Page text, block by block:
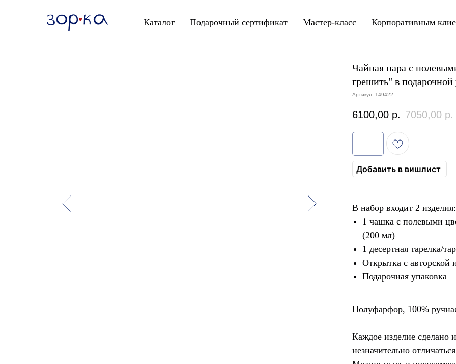
Каталог Подарочный сертификат Мастер-класс Корпоративным
Чайная пара с
грешить" в подарочной
Артикул: 149422
6100,00 р. 7050,00 р.
Добавить в вишлист
В набор входит 2 изделия:
1 чашка с полевыми
(200 мл)
1 десертная тарелка/
Открытка с авторской
Подарочная упаковка
Полуфарфор, 100%
Каждое изделие сделано
незначительно